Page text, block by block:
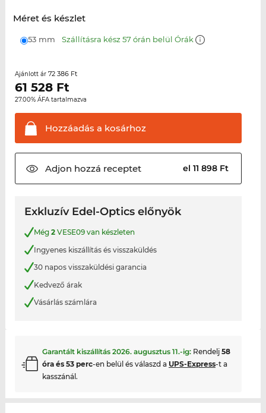
Méret és készlet
53 mm Szállításra kész 57 órán belül Órák
Ajánlott ár 72 386 Ft
61 528Ft
27.00% ÁFA tartalmazva
Hozzáadás a kosárhoz
Adjon hozzá receptet el 11 898 Ft
Exkluzív Edel-Optics előnyök
Még 2VESE09 van készleten
Ingyenes kiszállítás és visszaküldés
30 napos visszaküldési garancia
Kedvező árak
Vásárlás számlára
Garantált kiszállítás 2026. augusztus 11.-ig: Rendelj 58
óra és 53 perc-en belül és válaszd a UPS-Express-t a
kasszánál.